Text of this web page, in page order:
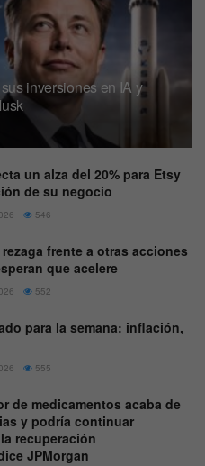
inversiones en IA y
un alza del 20% para Etsy
de su negocio
546
frente a otras acciones
que acelere
552
para la semana: inflación,
555
de medicamentos acaba de
y podría continuar
recuperación
JPMorgan